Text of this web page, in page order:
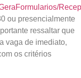
ou presencialmente
ressaltar que
vaga de imediato,
os critérios